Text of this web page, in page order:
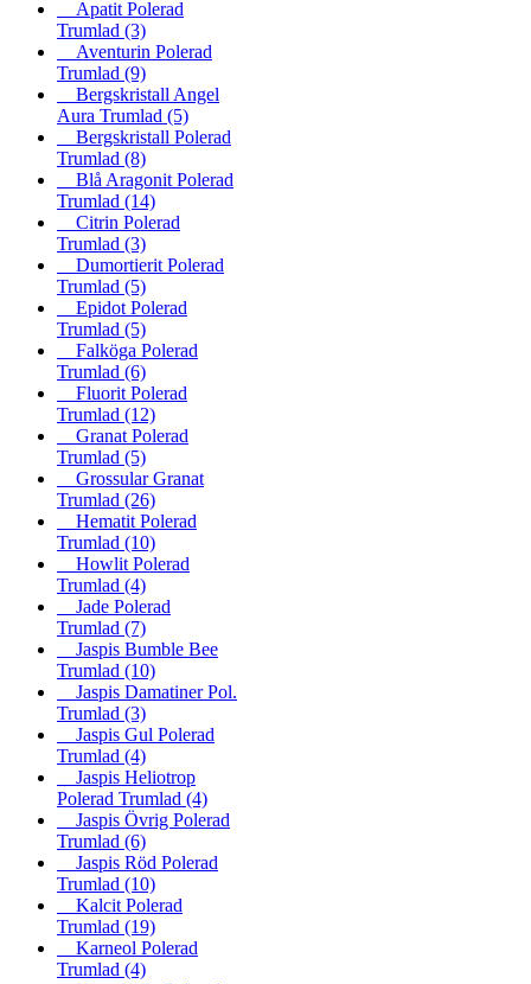
Apatit Polerad
Trumlad (3)
Aventurin Polerad
Trumlad (9)
Bergskristall Angel
Aura Trumlad (5)
Bergskristall Polerad
Trumlad (8)
Blå Aragonit Polerad
Trumlad (14)
Citrin Polerad
Trumlad (3)
Dumortierit Polerad
Trumlad (5)
Epidot Polerad
Trumlad (5)
Falköga Polerad
Trumlad (6)
Fluorit Polerad
Trumlad (12)
Granat Polerad
Trumlad (5)
Grossular Granat
Trumlad (26)
Hematit Polerad
Trumlad (10)
Howlit Polerad
Trumlad (4)
Jade Polerad
Trumlad (7)
Jaspis Bumble Bee
Trumlad (10)
Jaspis Damatiner Pol.
Trumlad (3)
Jaspis Gul Polerad
Trumlad (4)
Jaspis Heliotrop
Polerad Trumlad (4)
Jaspis Övrig Polerad
Trumlad (6)
Jaspis Röd Polerad
Trumlad (10)
Kalcit Polerad
Trumlad (19)
Karneol Polerad
Trumlad (4)